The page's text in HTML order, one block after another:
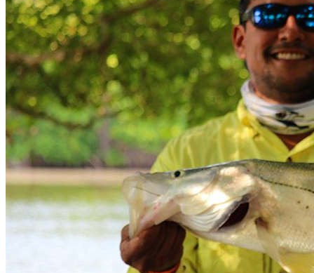
De Campeche capilta a Palizada se hace 4 h 53 min (356 km)
por la carretera Villahermosa - Chetumal/México 186
Lo que te interesa
Municipio
Palizada
Estado
Campeche
Rio que alimenta
Rio Palizada
Location
Palizada, Camp., México
Get Directions